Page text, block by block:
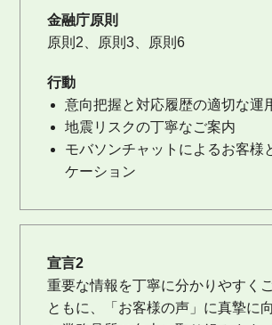
金融庁原則
原則2、原則3、原則6
行動
意向把握と対応履歴の適切な運
地震リスクの丁寧なご案内
モバソンチャットによるお客様
ケーション
宣言2
重要な情報を丁寧に分かりやすく
ともに、「お客様の声」に真摯に